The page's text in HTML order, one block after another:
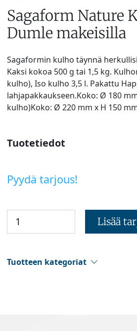
Sagaform Nature
Dumle makeisilla
Sagaformin kulho täynnä
Kaksi kokoa 500 g tai 1,5 kg.
kulho), Iso kulho 3,5 l. Pakattu
lahjapakkaukseen.Koko: Ø 180
kulho)Koko: Ø 220 mm x H 150
Tuotetiedot
Pyydä tarjous!
Lisää
Tuotteen kategoriat